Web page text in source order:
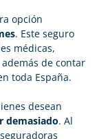
opción
. Este seguro
médicas,
además de contar
toda España.
desean
demasiado. Al